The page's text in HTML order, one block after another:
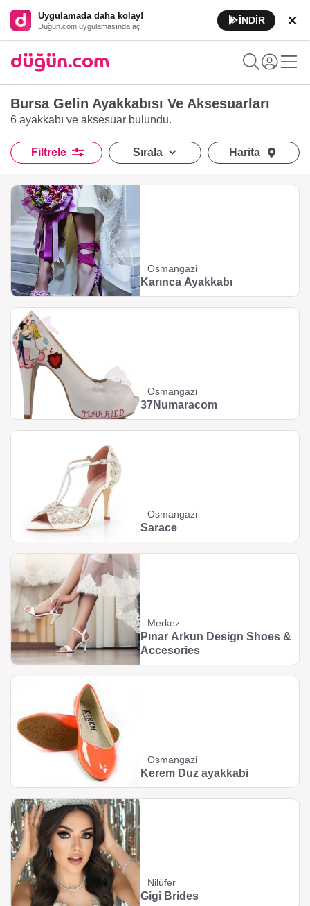
Uygulamada daha kolay!
Düğün.com uygulamasında aç
İNDİR
Bursa Gelin Ayakkabısı Ve Aksesuarları
6 ayakkabı ve aksesuar bulundu.
Filtrele Sırala Harita
Osmangazi
Karınca Ayakkabı
Osmangazi
37Numaracom
Osmangazi
Sarace
Merkez
Pınar Arkun Design Shoes &
Accesories
Osmangazi
Kerem Duz ayakkabi
Nilüfer
Gigi Brides